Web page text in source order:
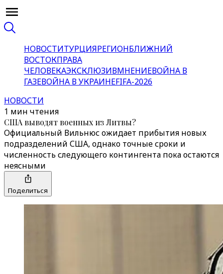
НОВОСТИТУРЦИЯРЕГИОНБЛИЖНИЙ
ВОСТОКПРАВА
ЧЕЛОВЕКАЭКСКЛЮЗИВМНЕНИЕВОЙНА В
ГАЗЕВОЙНА В УКРАИНЕFIFA-2026
НОВОСТИ
1 мин чтения
США выводят военных из Литвы?
Официальный Вильнюс ожидает прибытия новых
подразделений США, однако точные сроки и
численность следующего контингента пока остаются
неясными
Поделиться